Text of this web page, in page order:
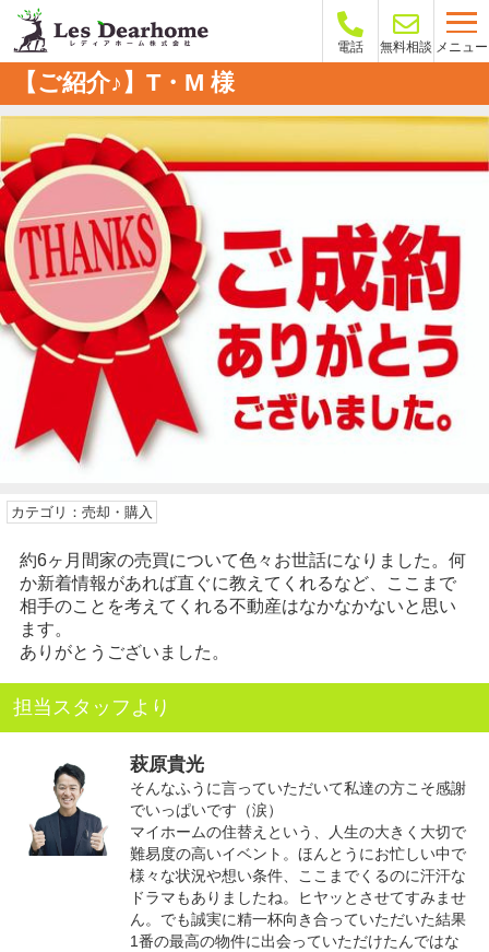
電話 無料相談 メニュー
【ご紹介♪】T・M 様
カテゴリ：売却・購入
約6ヶ月間家の売買について色々お世話になりました。何
か新着情報があれば直ぐに教えてくれるなど、ここまで
相手のことを考えてくれる不動産はなかなかないと思い
ます。
ありがとうございました。
担当スタッフより
萩原貴光
そんなふうに言っていただいて私達の方こそ感謝
でいっぱいです（涙）
マイホームの住替えという、人生の大きく大切で
難易度の高いイベント。ほんとうにお忙しい中で
様々な状況や想い条件、ここまでくるのに汗汗な
ドラマもありましたね。ヒヤッとさせてすみませ
ん。でも誠実に精一杯向き合っていただいた結果
1番の最高の物件に出会っていただけたんではな